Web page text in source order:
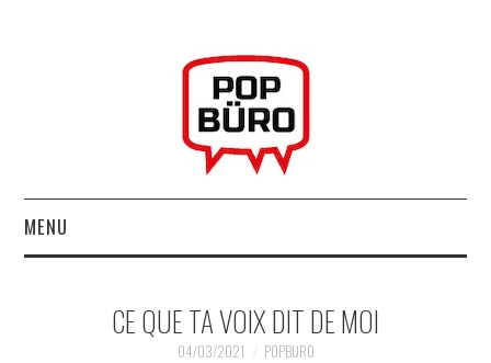
MENU
MUSIQUESACTUELLES.NET
CE QUE TA VOIX DIT DE MOI
04/03/2021 POPBURO